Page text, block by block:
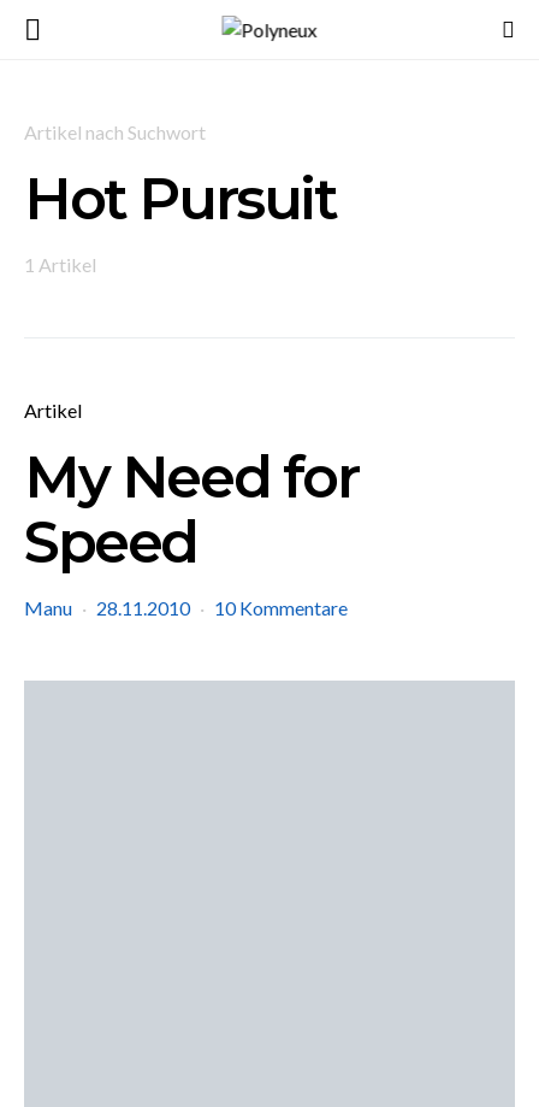
Artikel nach Suchwort
Hot Pursuit
1 Artikel
Artikel
My Need for
Speed
Manu 28.11.2010 10 Kommentare